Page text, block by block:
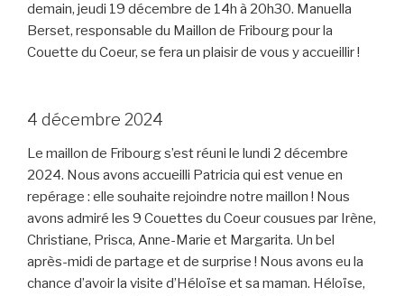
demain, jeudi 19 décembre de 14h à 20h30. Manuella
Berset, responsable du Maillon de Fribourg pour la
Couette du Coeur, se fera un plaisir de vous y accueillir !
4 décembre 2024
Le maillon de Fribourg s’est réuni le lundi 2 décembre
2024. Nous avons accueilli Patricia qui est venue en
repérage : elle souhaite rejoindre notre maillon ! Nous
avons admiré les 9 Couettes du Coeur cousues par Irène,
Christiane, Prisca, Anne-Marie et Margarita. Un bel
après-midi de partage et de surprise ! Nous avons eu la
chance d’avoir la visite d’Héloïse et sa maman. Héloïse,